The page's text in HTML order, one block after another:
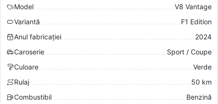
Model
V8 Vantage
Variantă
F1 Edition
Anul fabricației
2024
Caroserie
Sport / Coupe
Culoare
Verde
Rulaj
50 km
Combustibil
Benzină